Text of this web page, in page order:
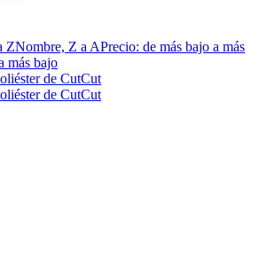
ZNombre, Z a APrecio: de más bajo a más
más bajo